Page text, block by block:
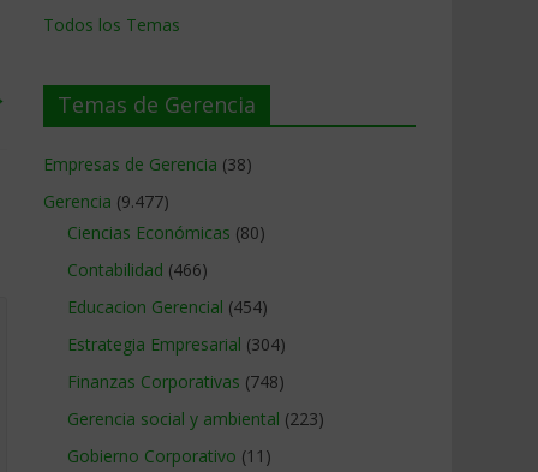
Todos los Temas
Temas de Gerencia
Empresas de Gerencia (38)
Gerencia (9.477)
Ciencias Económicas (80)
Contabilidad (466)
Educacion Gerencial (454)
Estrategia Empresarial (304)
Finanzas Corporativas (748)
Gerencia social y ambiental (223)
Gobierno Corporativo (11)